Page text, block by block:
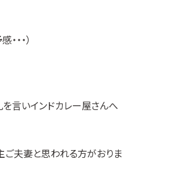
・・）
言いインドカレー屋さんへ
ご夫妻と思われる方がおりま